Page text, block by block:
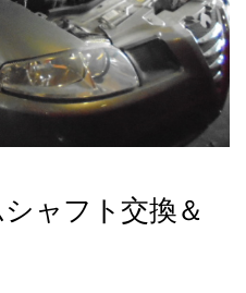
ャフト交換＆